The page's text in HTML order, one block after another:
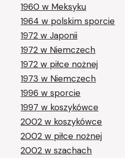
1960 w Meksyku
1964 w polskim sporcie
1972 w Japonii
1972 w Niemczech
1972 w piłce nożnej
1973 w Niemczech
1996 w sporcie
1997 w koszykówce
2002 w koszykówce
2002 w piłce nożnej
2002 w szachach